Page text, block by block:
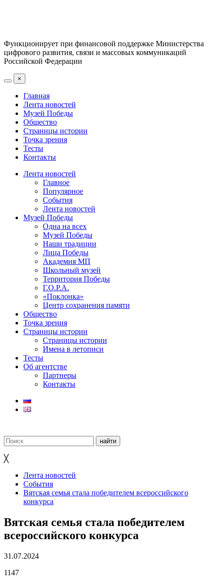
Функционирует при финансовой поддержке Министерства
цифрового развития, связи и массовых коммуникаций
Российской Федерации
×
Главная
Лента новостей
Музей Победы
Общество
Страницы истории
Точка зрения
Тесты
Контакты
Лента новостей
Главное
Популярное
События
Лента новостей
Музей Победы
Одна на всех
Музей Победы
Наши традиции
Лица Победы
Академия МП
Школьный музей
Территория Победы
Г.О.Р.А.
«Поклонка»
Центр сохранения памяти
Общество
Точка зрения
Страницы истории
Страницы истории
Имена в летописи
Тесты
Об агентстве
Партнеры
Контакты
╳
Лента новостей
События
Вятская семья стала победителем всероссийского
конкурса
Вятская семья стала победителем
всероссийского конкурса
31.07.2024
1147